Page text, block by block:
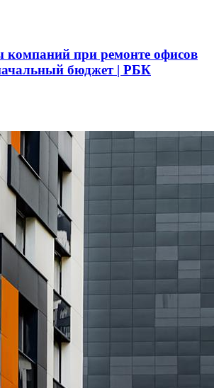
компаний при ремонте офисов
бюджет | РБК